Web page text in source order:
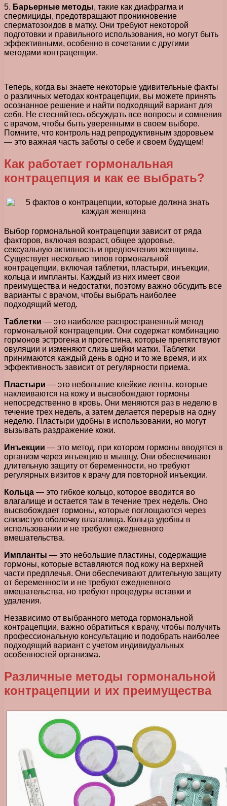
5. Барьерные методы, такие как диафрагма и
спермициды, предотвращают проникновение
сперматозоидов в матку. Они требуют некоторой
подготовки и правильного использования, но могут быть
эффективными, особенно в сочетании с другими
методами контрацепции.
Теперь, когда вы знаете некоторые удивительные факты
о различных методах контрацепции, вы можете принять
осознанное решение и найти подходящий вариант для
себя. Не стесняйтесь обсуждать все вопросы и сомнения
с врачом, чтобы быть уверенными в своем выборе.
Помните, что контроль над репродуктивным здоровьем
— это важная часть заботы о себе и своем будущем!
Как работает гормональная
контрацепция и как ее выбрать?
Выбор гормональной контрацепции зависит от ряда
факторов, включая возраст, общее здоровье,
сексуальную активность и предпочтения женщины.
Существует несколько типов гормональной
контрацепции, включая таблетки, пластыри, инъекции,
кольца и импланты. Каждый из них имеет свои
преимущества и недостатки, поэтому важно обсудить все
варианты с врачом, чтобы выбрать наиболее
подходящий метод.
Таблетки — это наиболее распространенный метод
гормональной контрацепции. Они содержат комбинацию
гормонов эстрогена и прогестина, которые препятствуют
овуляции и изменяют слизь шейки матки. Таблетки
принимаются каждый день в одно и то же время, и их
эффективность зависит от регулярности приема.
Пластыри — это небольшие клейкие ленты, которые
наклеиваются на кожу и высвобождают гормоны
непосредственно в кровь. Они меняются раз в неделю в
течение трех недель, а затем делается перерыв на одну
неделю. Пластыри удобны в использовании, но могут
вызывать раздражение кожи.
Инъекции — это метод, при котором гормоны вводятся в
организм через инъекцию в мышцу. Они обеспечивают
длительную защиту от беременности, но требуют
регулярных визитов к врачу для повторной инъекции.
Кольца — это гибкое кольцо, которое вводится во
влагалище и остается там в течение трех недель. Оно
высвобождает гормоны, которые поглощаются через
слизистую оболочку влагалища. Кольца удобны в
использовании и не требуют ежедневного
вмешательства.
Импланты — это небольшие пластины, содержащие
гормоны, которые вставляются под кожу на верхней
части предплечья. Они обеспечивают длительную защиту
от беременности и не требуют ежедневного
вмешательства, но требуют процедуры вставки и
удаления.
Независимо от выбранного метода гормональной
контрацепции, важно обратиться к врачу, чтобы получить
профессиональную консультацию и подобрать наиболее
подходящий вариант с учетом индивидуальных
особенностей организма.
Различные методы гормональной
контрацепции и их преимущества